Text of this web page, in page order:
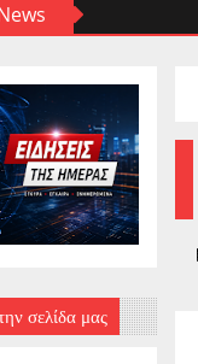
σελίδα μας